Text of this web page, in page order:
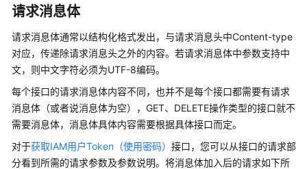
见
问
题
视
频
助
请求消息体
请求消息体通常以结构化格式发出，与请求消息头中Content-type
对应，传递除请求消息头之外的内容。若请求消息体中参数支持中
文，则中文字符必须为UTF-8编码。
每个接口的请求消息体内容不同，也并不是每个接口都需要有请求
消息体（或者说消息体为空），GET、DELETE操作类型的接口就不
需要消息体，消息体具体内容需要根据具体接口而定。
对于获取IAM用户Token（使用密码） 接口，您可以从接口的请求部
分看到所需的请求参数及参数说明。将消息体加入后的请求如下所